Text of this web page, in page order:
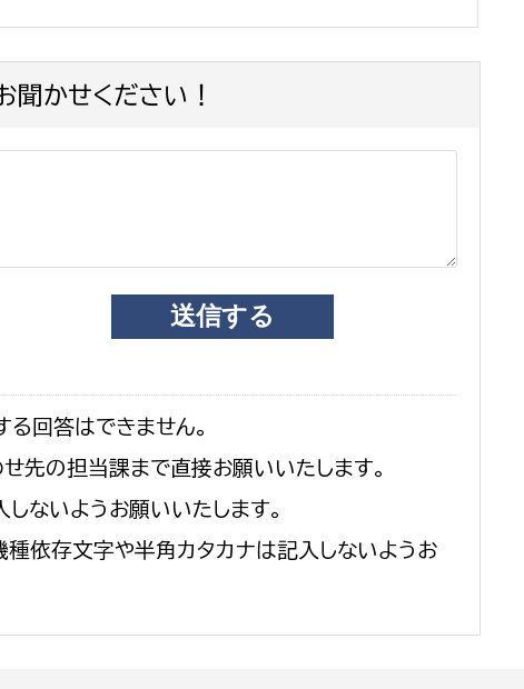
聞かせください！
回答はできません。
先の担当課まで直接お願いいたします。
ないようお願いいたします。
依存文字や半角カタカナは記入しないようお